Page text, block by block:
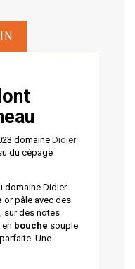
domaine Didier
du cépage
domaine Didier
or pâle avec des
sur des notes
bouche souple
Une